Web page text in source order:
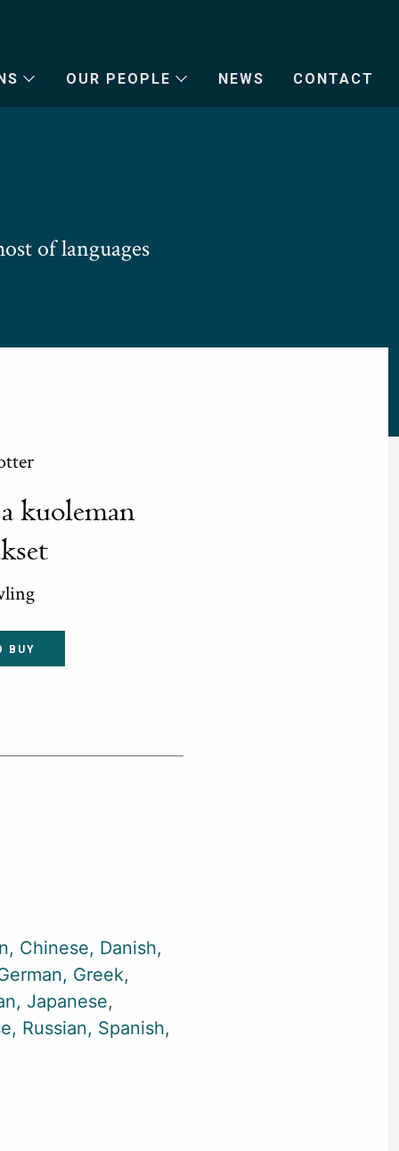
OUR PEOPLE NEWS CONTACT
of languages
kuoleman
BUY
Chinese Danish
Greek
Japanese
Russian Spanish